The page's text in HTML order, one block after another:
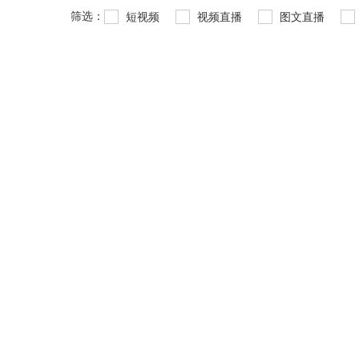
筛选： 短视频 视频直播 图文直播